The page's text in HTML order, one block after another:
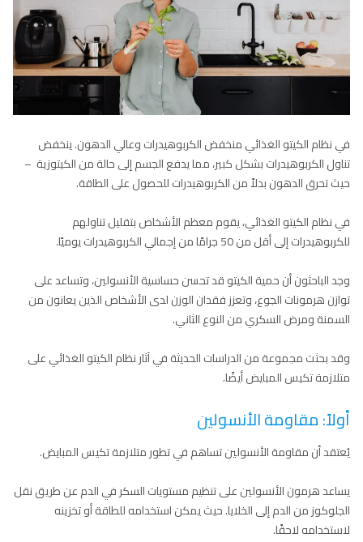
في نظام الكيتو الغذائي منخفض الكربوهيدرات وعالي الدهون. ينخفض
تناول الكربوهيدرات بشكل كبير، مما يدفع الجسم إلى حالة من الكيتوزية ⁠ –
حيث تحرق الدهون بدلاً من الكربوهيدرات للحصول على الطاقة.
في نظام الكيتو الغذائي، يقوم معظم الأشخاص بتقليل تناولهم
للكربوهيدرات إلى أقل من 50 جرامًا من إجمالي الكربوهيدرات يوميًا.
وجد الباحثون أن حمية الكيتو قد تحسن حساسية الأنسولين، وتساعد على
توازن هرمونات الجوع، وتعزز فقدان الوزن لدى الأشخاص الذين يعانون من
السمنة ومرض السكري من النوع الثاني.
وقد بحثت مجموعة من الدراسات الحديثة في آثار نظام الكيتو الغذائي على
متلازمة تكيس المبايض أيضًا.
أولاً: مقاومة الأنسولين
يُعتقد أن مقاومة الأنسولين تساهم في تطور متلازمة تكيس المبايض.
يساعد هرمون الأنسولين على تنظيم مستويات السكر في الدم عن طريق نقل
الجلوكوز من الدم إلى الخلايا. حيث يمكن استخدامه للطاقة أو تخزينه
لاستخدامه لاحقًا.